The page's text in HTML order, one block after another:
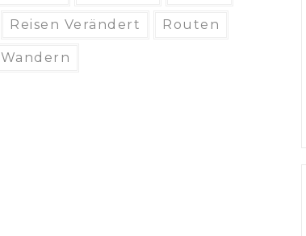
Reisen Verändert Routen
Wandern